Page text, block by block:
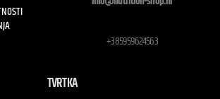
+385959624563
TVRTKA